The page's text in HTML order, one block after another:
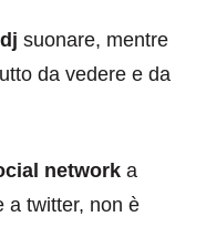
dj suonare, mentre
da vedere e da
network a
a twitter, non è